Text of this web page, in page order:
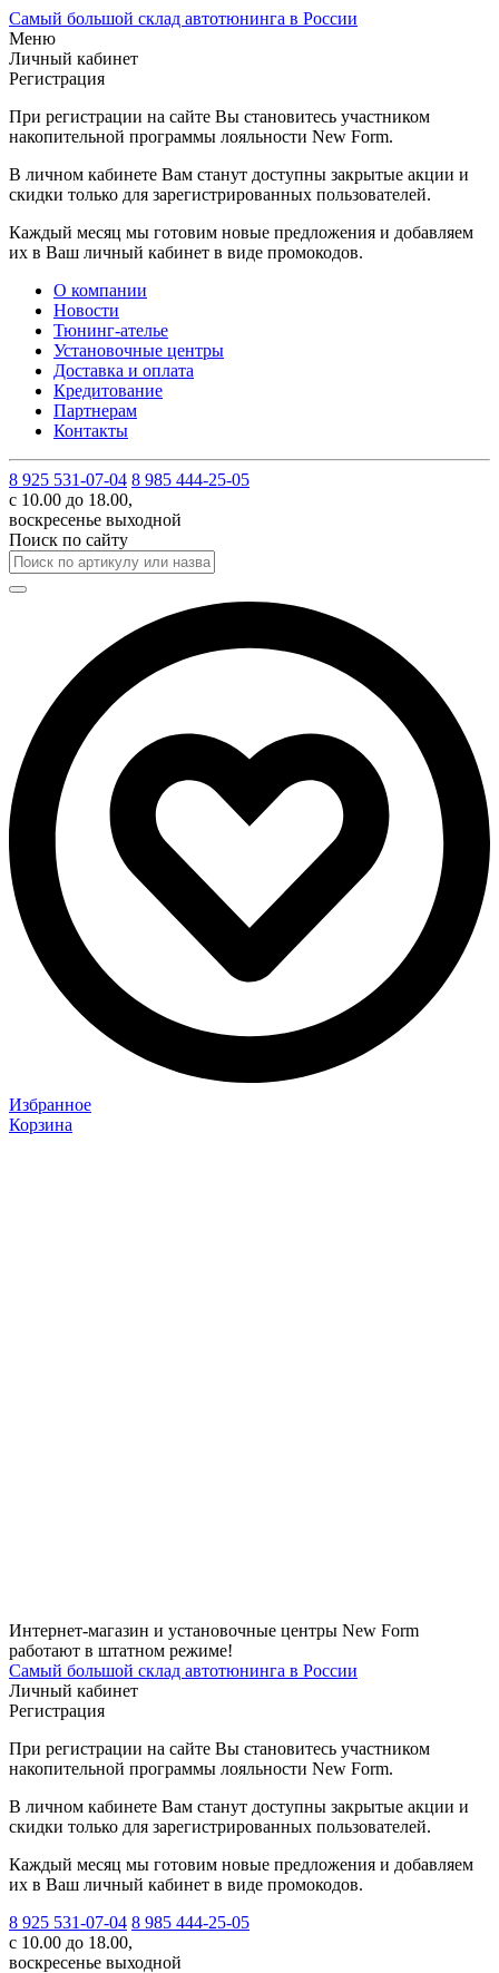
Самый большой склад автотюнинга в России
Меню
Личный кабинет
Регистрация
При регистрации на сайте Вы становитесь участником
накопительной программы лояльности New Form.
В личном кабинете Вам станут доступны закрытые акции и
скидки только для зарегистрированных пользователей.
Каждый месяц мы готовим новые предложения и добавляем
их в Ваш личный кабинет в виде промокодов.
О компании
Новости
Тюнинг-ателье
Установочные центры
Доставка и оплата
Кредитование
Партнерам
Контакты
8 925 531-07-04 8 985 444-25-05
с 10.00 до 18.00,
воскресенье выходной
Поиск по сайту
Избранное
Корзина
Интернет-магазин и установочные центры New Form
работают в штатном режиме!
Самый большой склад автотюнинга в России
Личный кабинет
Регистрация
При регистрации на сайте Вы становитесь участником
накопительной программы лояльности New Form.
В личном кабинете Вам станут доступны закрытые акции и
скидки только для зарегистрированных пользователей.
Каждый месяц мы готовим новые предложения и добавляем
их в Ваш личный кабинет в виде промокодов.
8 925 531-07-04 8 985 444-25-05
с 10.00 до 18.00,
воскресенье выходной